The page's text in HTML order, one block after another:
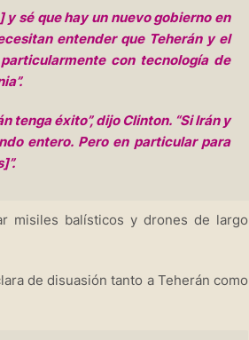
sé que hay un nuevo gobierno en
entender que Teherán y el
con tecnología de
tenga éxito”, dijo Clinton. “Si Irán y
entero. Pero en particular para
misiles balísticos y drones de largo
de disuasión tanto a Teherán como